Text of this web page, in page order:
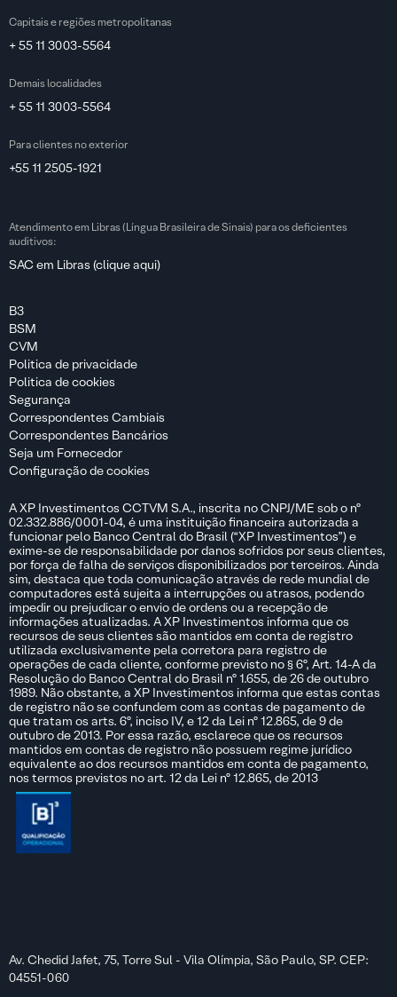
Capitais e regiões metropolitanas
+ 55 11 3003-5564
Demais localidades
+ 55 11 3003-5564
Para clientes no exterior
+55 11 2505-1921
Atendimento em Libras (Língua Brasileira de Sinais) para os deficientes
auditivos:
SAC em Libras (clique aqui)
B3
BSM
CVM
Politica de privacidade
Politica de cookies
Segurança
Correspondentes Cambiais
Correspondentes Bancários
Seja um Fornecedor
Configuração de cookies
A XP Investimentos CCTVM S.A., inscrita no CNPJ/ME sob o nº
02.332.886/0001-04, é uma instituição financeira autorizada a
funcionar pelo Banco Central do Brasil (“XP Investimentos”) e
exime-se de responsabilidade por danos sofridos por seus clientes,
por força de falha de serviços disponibilizados por terceiros. Ainda
sim, destaca que toda comunicação através de rede mundial de
computadores está sujeita a interrupções ou atrasos, podendo
impedir ou prejudicar o envio de ordens ou a recepção de
informações atualizadas. A XP Investimentos informa que os
recursos de seus clientes são mantidos em conta de registro
utilizada exclusivamente pela corretora para registro de
operações de cada cliente, conforme previsto no § 6º, Art. 14-A da
Resolução do Banco Central do Brasil nº 1.655, de 26 de outubro
1989. Não obstante, a XP Investimentos informa que estas contas
de registro não se confundem com as contas de pagamento de
que tratam os arts. 6º, inciso IV, e 12 da Lei nº 12.865, de 9 de
outubro de 2013. Por essa razão, esclarece que os recursos
mantidos em contas de registro não possuem regime jurídico
equivalente ao dos recursos mantidos em conta de pagamento,
nos termos previstos no art. 12 da Lei nº 12.865, de 2013
Av. Chedid Jafet, 75, Torre Sul - Vila Olímpia, São Paulo, SP. CEP:
04551-060